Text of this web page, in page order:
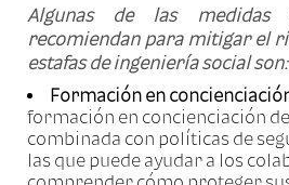
Algunas de las medidas
recomiendan para mitigar el
estafas de ingeniería social son:
Formación en
formación en concienciación
combinada con políticas de
las que puede ayudar a los